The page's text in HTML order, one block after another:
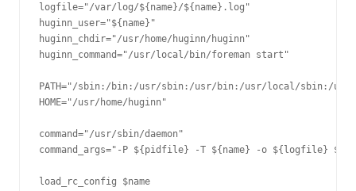
logfile="/var/log/${name}/${name}.log"
huginn_user="${name}"
huginn_chdir="/usr/home/huginn/huginn"
huginn_command="/usr/local/bin/foreman start"
PATH="/sbin:/bin:/usr/sbin:/usr/bin:/usr/local/sbin:/usr/
HOME="/usr/home/huginn"
command="/usr/sbin/daemon"
command_args="-P ${pidfile} -T ${name} -o ${logfile}
load_rc_config $name